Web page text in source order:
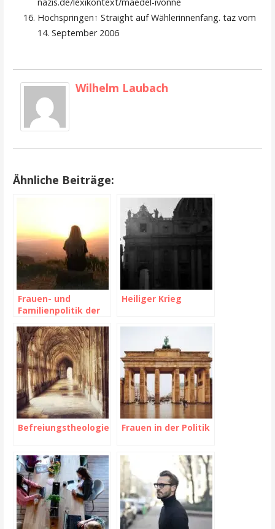
Hochspringen↑ Straight auf Wählerinnenfang. taz vom
14. September 2006
Wilhelm Laubach
Ähnliche Beiträge:
Frauen- und
Familienpolitik der
Heiliger Krieg
Befreiungstheologie Frauen in der Politik